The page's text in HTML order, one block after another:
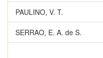
PAULINO, V. T.
SERRAO, E. A. de S.